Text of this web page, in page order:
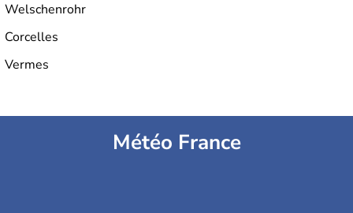
Welschenrohr
Corcelles
Vermes
Météo France